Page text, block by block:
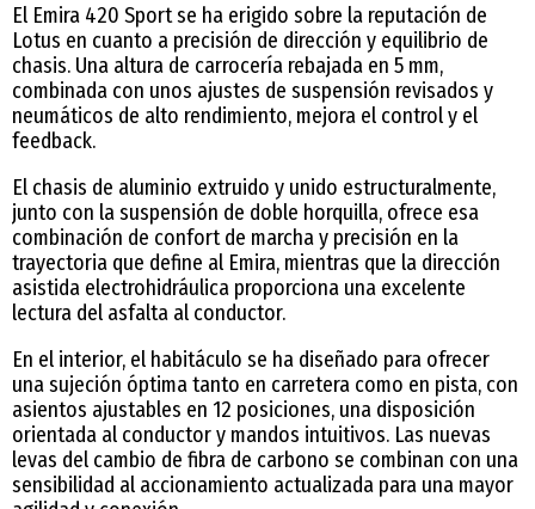
El Emira 420 Sport se ha erigido sobre la reputación de
Lotus en cuanto a precisión de dirección y equilibrio de
chasis. Una altura de carrocería rebajada en 5 mm,
combinada con unos ajustes de suspensión revisados y
neumáticos de alto rendimiento, mejora el control y el
feedback.
El chasis de aluminio extruido y unido estructuralmente,
junto con la suspensión de doble horquilla, ofrece esa
combinación de confort de marcha y precisión en la
trayectoria que define al Emira, mientras que la dirección
asistida electrohidráulica proporciona una excelente
lectura del asfalta al conductor.
En el interior, el habitáculo se ha diseñado para ofrecer
una sujeción óptima tanto en carretera como en pista, con
asientos ajustables en 12 posiciones, una disposición
orientada al conductor y mandos intuitivos. Las nuevas
levas del cambio de fibra de carbono se combinan con una
sensibilidad al accionamiento actualizada para una mayor